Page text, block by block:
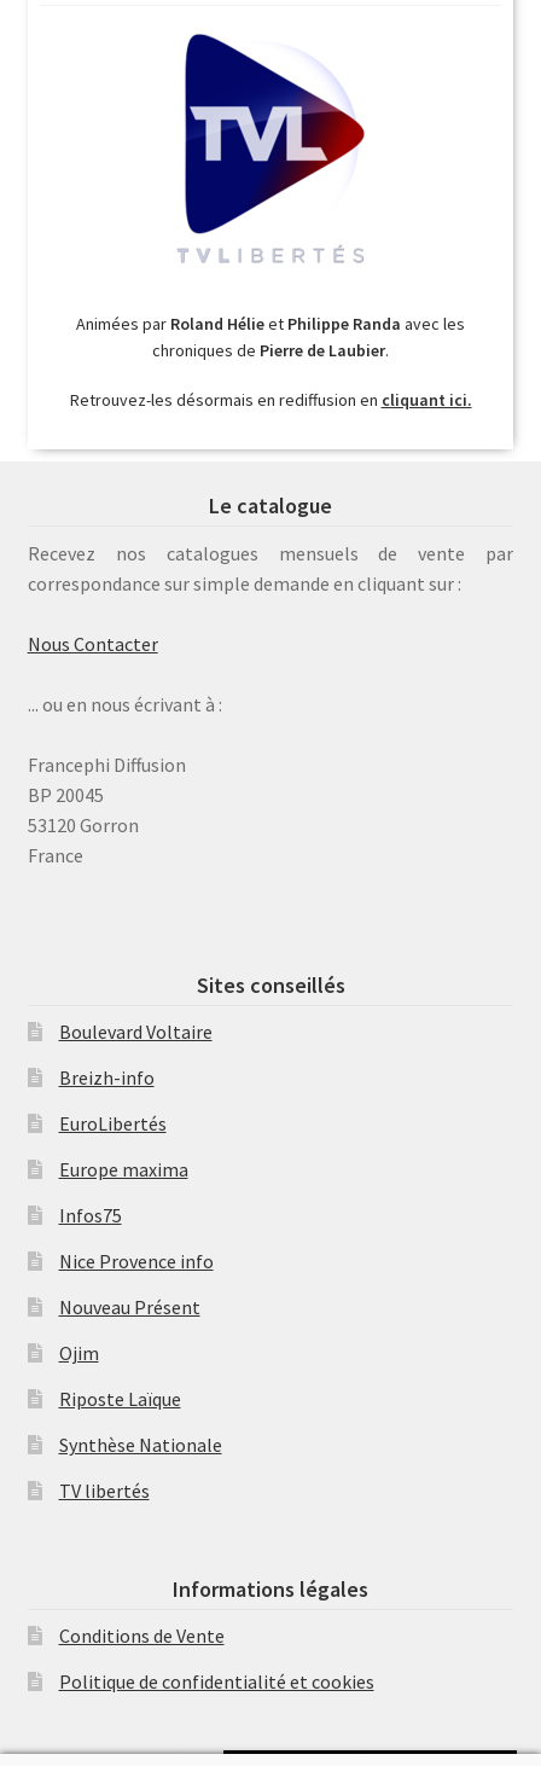
Animées par Roland Hélieet Philippe Randa avec les
chroniques de Pierre de Laubier.
Retrouvez-les désormais en rediffusion en cliquant ici.
Le catalogue
Recevez nos catalogues mensuels de vente par
correspondance sur simple demande en cliquant sur :
Nous Contacter
... ou en nous écrivant à :
Francephi Diffusion
BP 20045
53120 Gorron
France
Sites conseillés
Boulevard Voltaire
Breizh-info
EuroLibertés
Europe maxima
Infos75
Nice Provence info
Nouveau Présent
Ojim
Riposte Laïque
Synthèse Nationale
TV libertés
Informations légales
Conditions de Vente
Politique de confidentialité et cookies